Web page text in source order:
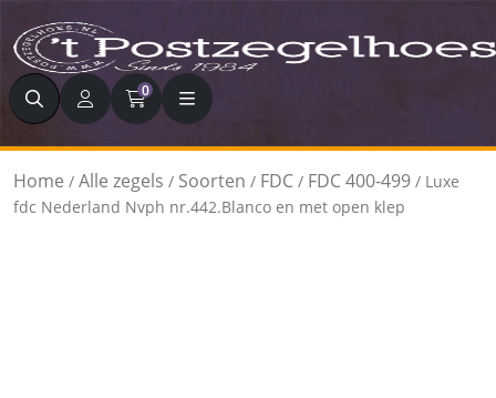
Zoeken 0
Home / Alle zegels / Soorten / FDC / FDC 400-499 / Luxe
fdc Nederland Nvph nr.442.Blanco en met open klep